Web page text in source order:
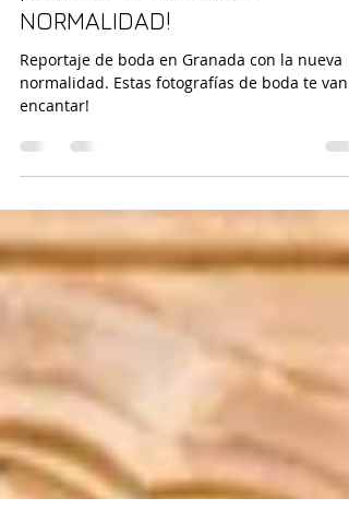
Raúl Aguilera
27 ago 2020
2 min de lectura
¡BODAS EN LA NUEVA
NORMALIDAD!
normalidad. Estas fotografías de boda te van
encantar!